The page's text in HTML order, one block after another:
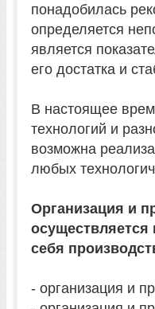
понадобилась
определяется
является
его достатка и
В настоящее
технологий и
возможна
любых
Организация и
осуществляется
себя
- организация и